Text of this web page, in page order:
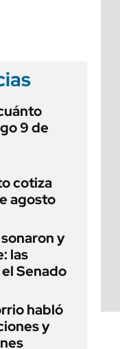
9 de
cotiza
agosto
y
las
Senado
habló
y